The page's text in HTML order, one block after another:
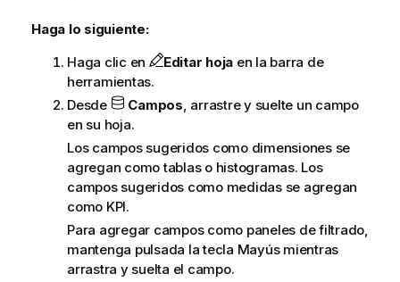
Haga lo siguiente:
Haga clic en
Editar hoja en la barra de
herramientas.
Desde
Campos , arrastre y suelte un campo
en su hoja.
Los campos sugeridos como dimensiones se
agregan como tablas o histogramas. Los
campos sugeridos como medidas se agregan
como KPI.
Para agregar campos como paneles de filtrado,
mantenga pulsada la tecla Mayús mientras
arrastra y suelta el campo.